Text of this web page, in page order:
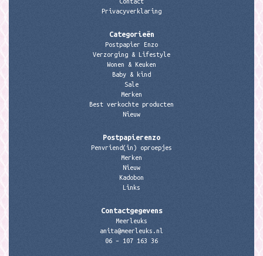
Privacyverklaring
Categorieën
Postpapier Enzo
Verzorging & Lifestyle
Wonen & Keuken
Baby & kind
Sale
Merken
Best verkochte producten
Nieuw
Postpapierenzo
Penvriend(in) oproepjes
Merken
Nieuw
Kadobon
Links
Contactgegevens
Meerleuks
anita@meerleuks.nl
06 – 107 163 36